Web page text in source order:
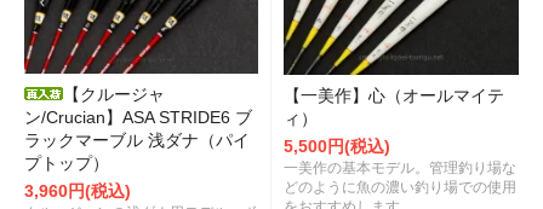
【クルージャ
ン/Crucian】ASA STRIDE6 ブ
ラックマーブル 浅ダナ（パイ
プトップ）
3,960円(税込)
【一美作】心（オールマイテ
ィ）
5,500円(税込)
一美作の基本モデル。管理釣り場な
どのように魚の濃い釣り場での使用